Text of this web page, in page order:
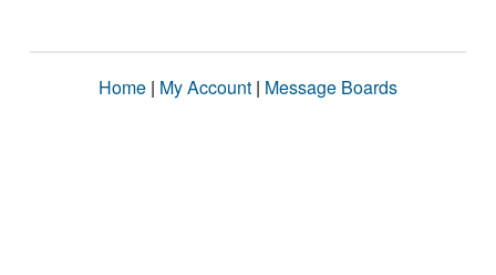
Home | My Account | Message Boards